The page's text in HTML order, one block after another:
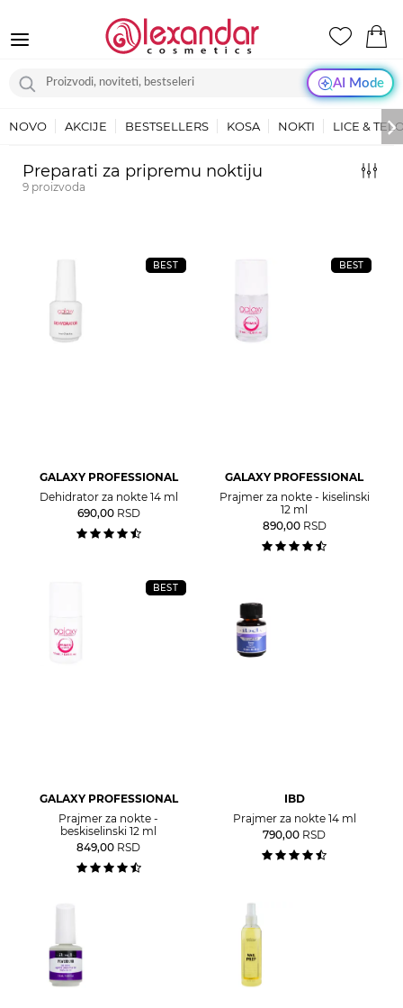
AI Mode
NOVO AKCIJE BESTSELLERS KOSA NOKTI LICE &
Preparati za pripremu noktiju
9 proizvoda
BEST
GALAXY PROFESSIONAL
Dehidrator za nokte 14 ml
690,00 RSD
BEST
GALAXY PROFESSIONAL
Prajmer za nokte - kiselinski
12 ml
890,00 RSD
BEST
GALAXY PROFESSIONAL
Prajmer za nokte -
beskiselinski 12 ml
849,00 RSD
IBD
Prajmer za nokte 14 ml
790,00 RSD